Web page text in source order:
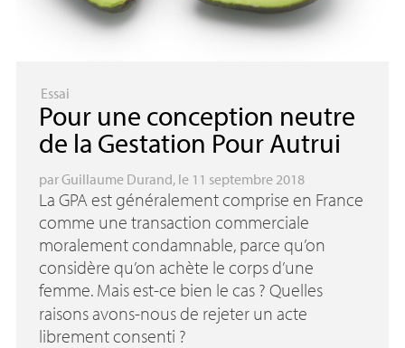
Essai
Pour une conception neutre
de la Gestation Pour Autrui
parGuillaume Durand, le 11 septembre 2018
La GPA est généralement comprise en France
comme une transaction commerciale
moralement condamnable, parce qu’on
considère qu’on achète le corps d’une
femme. Mais est-ce bien le cas ? Quelles
raisons avons-nous de rejeter un acte
librement consenti ?